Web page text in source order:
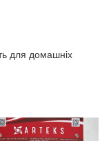
для домашніх